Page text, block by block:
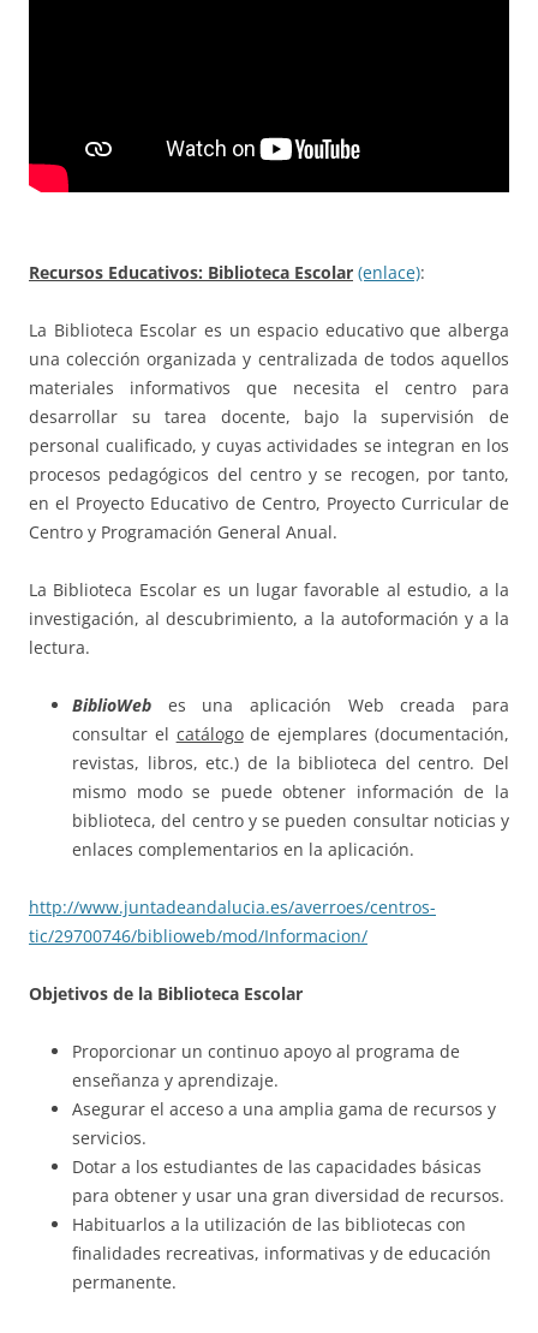
Recursos Educativos: Biblioteca Escolar (enlace):
La Biblioteca Escolar es un espacio educativo que alberga
una colección organizada y centralizada de todos aquellos
materiales informativos que necesita el centro para
desarrollar su tarea docente, bajo la supervisión de
personal cualificado, y cuyas actividades se integran en los
procesos pedagógicos del centro y se recogen, por tanto,
en el Proyecto Educativo de Centro, Proyecto Curricular de
Centro y Programación General Anual.
La Biblioteca Escolar es un lugar favorable al estudio, a la
investigación, al descubrimiento, a la autoformación y a la
lectura.
BiblioWeb es una aplicación Web creada para
consultar el catálogode ejemplares (documentación,
revistas, libros, etc.) de la biblioteca del centro. Del
mismo modo se puede obtener información de la
biblioteca, del centro y se pueden consultar noticias y
enlaces complementarios en la aplicación.
http://www.juntadeandalucia.es/averroes/centros-
tic/29700746/biblioweb/mod/Informacion/
Objetivos de la Biblioteca Escolar
Proporcionar un continuo apoyo al programa de
enseñanza y aprendizaje.
Asegurar el acceso a una amplia gama de recursos y
servicios.
Dotar a los estudiantes de las capacidades básicas
para obtener y usar una gran diversidad de recursos.
Habituarlos a la utilización de las bibliotecas con
finalidades recreativas, informativas y de educación
permanente.